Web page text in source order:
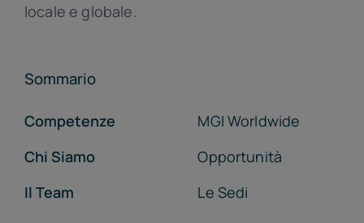
locale e globale.
Sommario
Competenze
Chi Siamo
Il Team
MGI Worldwide
Opportunità
Le Sedi